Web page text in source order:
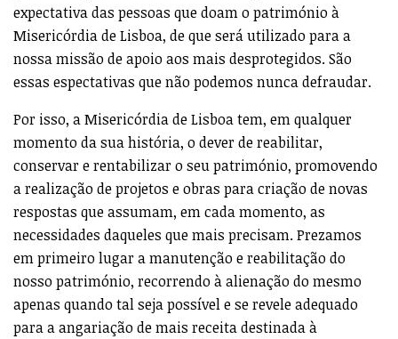
expectativa das pessoas que doam o património à
Misericórdia de Lisboa, de que será utilizado para a
nossa missão de apoio aos mais desprotegidos. São
essas espectativas que não podemos nunca defraudar.
Por isso, a Misericórdia de Lisboa tem, em qualquer
momento da sua história, o dever de reabilitar,
conservar e rentabilizar o seu património, promovendo
a realização de projetos e obras para criação de novas
respostas que assumam, em cada momento, as
necessidades daqueles que mais precisam. Prezamos
em primeiro lugar a manutenção e reabilitação do
nosso património, recorrendo à alienação do mesmo
apenas quando tal seja possível e se revele adequado
para a angariação de mais receita destinada à